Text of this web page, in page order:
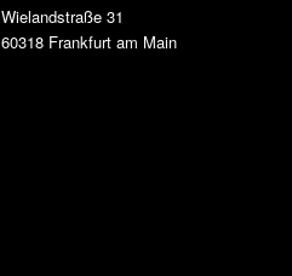
Wielandstraße 31
60318 Frankfurt am Main